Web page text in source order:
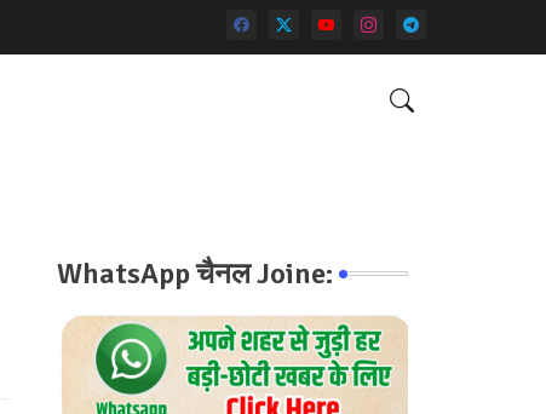
WhatsApp चैनल Joine: